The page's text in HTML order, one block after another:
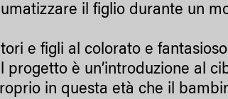
il figlio durante un
e figli al colorato e
progetto è un’introduzione al
in questa età che il